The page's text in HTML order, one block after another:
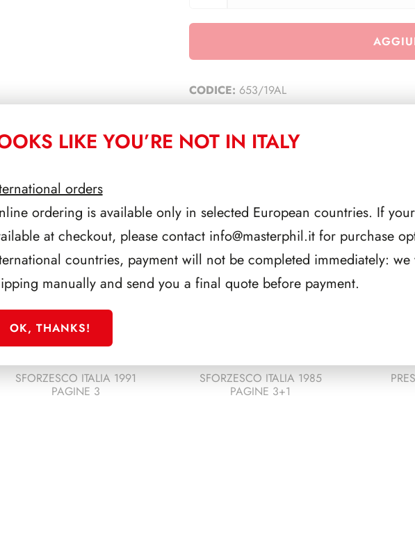
CODICE: 653/19AL
CATEGORIA:TUTTI
PRODOTTI CORRELATI
SFORZESCO ITALIA 1991
PAGINE 3
SFORZESCO ITALIA 1985
PAGINE 3+1
LIKE YOU’RE NOT IN ITALY
orders
ordering is available only in selected European countries. If
at checkout, please contact info@masterphil.itfor purchase
countries, payment will not be completed immediately:
manually and send you a final quote before payment.
OK, THANKS!